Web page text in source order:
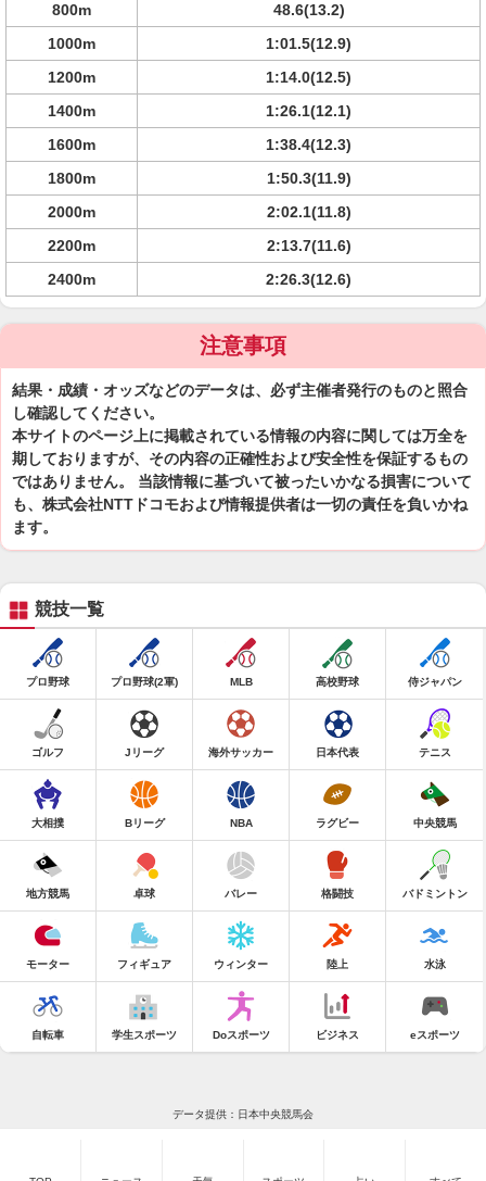
800m
48.6(13.2)
1000m
1:01.5(12.9)
1200m
1:14.0(12.5)
1400m
1:26.1(12.1)
1600m
1:38.4(12.3)
1800m
1:50.3(11.9)
2000m
2:02.1(11.8)
2200m
2:13.7(11.6)
2400m
2:26.3(12.6)
注意事項
結果・成績・オッズなどのデータは、必ず主催者発行のものと照合
し確認してください。
本サイトのページ上に掲載されている情報の内容に関しては万全を
期しておりますが、その内容の正確性および安全性を保証するもの
ではありません。 当該情報に基づいて被ったいかなる損害について
も、株式会社NTTドコモおよび情報提供者は一切の責任を負いかね
ます。
競技一覧
プロ野球 プロ野球(2軍) MLB 高校野球 侍ジャパン
ゴルフ Jリーグ 海外サッカー 日本代表 テニス
大相撲 Bリーグ NBA ラグビー 中央競馬
地方競馬 卓球 バレー 格闘技 バドミントン
モーター フィギュア ウィンター 陸上 水泳
自転車 学生スポーツ Doスポーツ ビジネス eスポーツ
データ提供：日本中央競馬会